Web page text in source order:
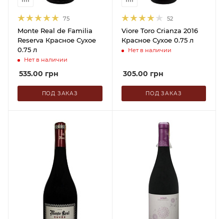
75
Monte Real de Familia
Reserva Красное Сухое
0.75 л
Нет в наличии
535.00 грн
ПОД ЗАКАЗ
52
Viore Toro Crianza 2016
Красное Сухое 0.75 л
Нет в наличии
305.00 грн
ПОД ЗАКАЗ